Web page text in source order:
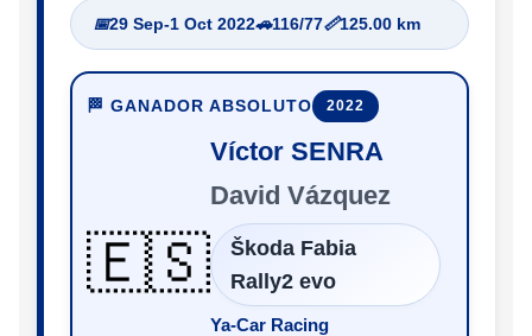
📅29 Sep-1 Oct 2022🚗116/77📏125.00 km
🏁 GANADOR ABSOLUTO 2022
🇪🇸
Víctor SENRA
David Vázquez
Škoda Fabia
Rally2 evo
Ya-Car Racing